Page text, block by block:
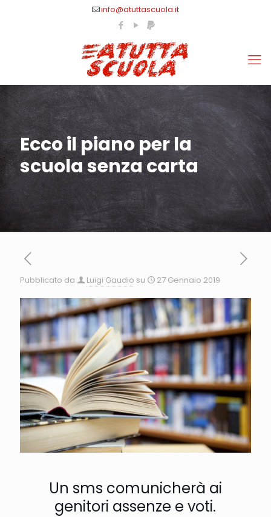
info@atuttascuola.it
Ecco il piano per la
scuola senza carta
Pubblicato da Luigi Gaudio su 27 Gennaio 2019
Un sms comunicherà ai
genitori assenze e voti.